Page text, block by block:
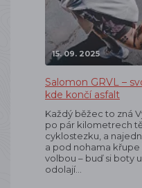
15. 09. 2025
Salomon GRVL –
kde končí asfalt
Každý běžec to zná
po pár kilometrech
cyklostezku, a
a pod nohama křupe
volbou – buď si boty
odolají…